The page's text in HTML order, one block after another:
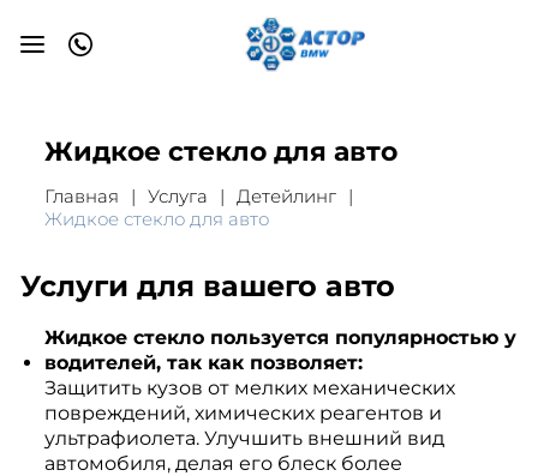
Жидкое стекло для авто
Главная Услуга
Детейлинг
Жидкое стекло для авто
Услуги для вашего авто
Жидкое стекло пользуется популярностью у
водителей, так как позволяет:
Защитить кузов от мелких механических
повреждений, химических реагентов и
ультрафиолета. Улучшить внешний вид
автомобиля, делая его блеск более